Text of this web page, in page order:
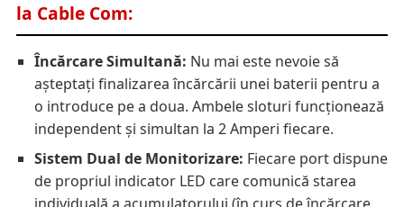
la Cable Com:
Încărcare Simultană: Nu mai este nevoie să
așteptați finalizarea încărcării unei baterii pentru a
o introduce pe a doua. Ambele sloturi funcționează
independent și simultan la 2 Amperi fiecare.
Sistem Dual de Monitorizare: Fiecare port dispune
de propriul indicator LED care comunică starea